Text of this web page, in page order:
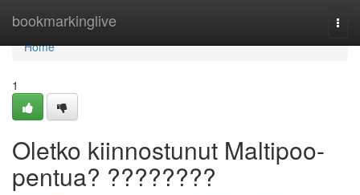
bookmarkinglive
Home
Home
1
Oletko kiinnostunut Maltipoo-
pentua? ????????